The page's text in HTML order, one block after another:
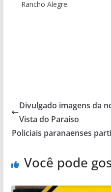
Rancho Alegre.
Divulgado imagens da
Vista do Paraíso
Policiais paranaenses
Você pode